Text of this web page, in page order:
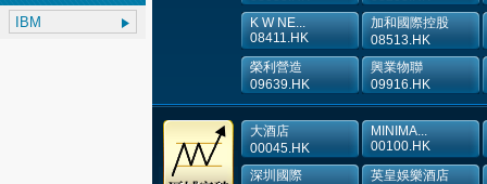
K W NE...
08411.HK
加和國際控股
08513.HK
榮利營造
09639.HK
興業物聯
09916.HK
大酒店
00045.HK
MINIMA...
00100.HK
深圳國際
英皇娛樂酒店